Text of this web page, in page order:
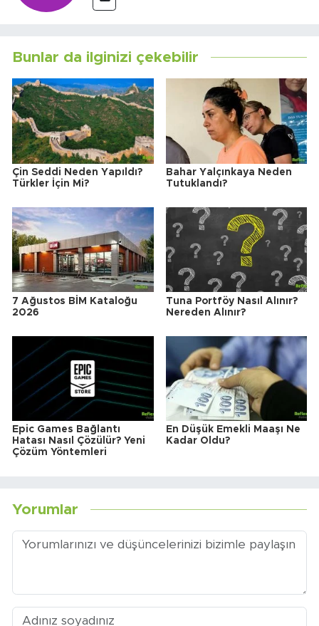
Bunlar da ilginizi çekebilir
Çin Seddi Neden Yapıldı?
Türkler İçin Mi?
Bahar Yalçınkaya Neden
Tutuklandı?
7 Ağustos BİM Kataloğu
2026
Tuna Portföy Nasıl Alınır?
Nereden Alınır?
Epic Games Bağlantı
Hatası Nasıl Çözülür? Yeni
Çözüm Yöntemleri
En Düşük Emekli Maaşı Ne
Kadar Oldu?
Yorumlar